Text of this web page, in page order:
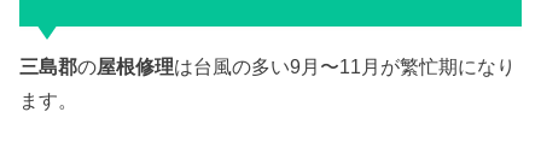
三島郡の屋根修理は台風の多い9月〜11月が繁忙期になり
ます。